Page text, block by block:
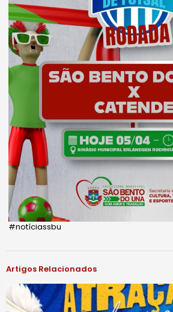
#notíciassbu
Artigos Relacionados